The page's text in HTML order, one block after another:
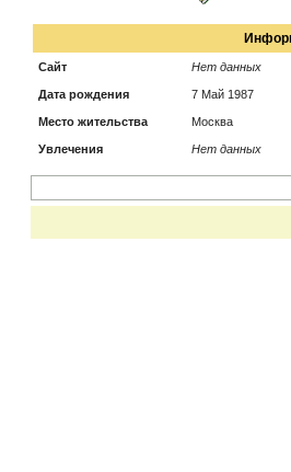
Сайт Нет данных
Дата рождения 7 Май 1987
Место жительства Москва
Увлечения Нет данных